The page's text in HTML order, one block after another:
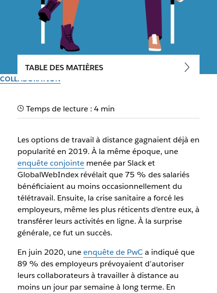
COLLABORATION
Réunions hybrides : 6 façons
collaboratif
En suivant nos conseils et en utilisant une plateforme de
collaboration comme Slack, vous pouvez améliorer vos
discussions et vos gains de productivité
Par l’équipe Slack
30 septembre 2025
TABLE DES MATIÈRES
Temps de lecture : 4 min
Les options de travail à distance gagnaient déjà en
popularité en 2019. À la même époque, une
enquête conjointemenée par Slack et
GlobalWebIndex révélait que 75 % des salariés
bénéficiaient au moins occasionnellement du
télétravail. Ensuite, la crise sanitaire a forcé les
employeurs, même les plus réticents d’entre eux, à
transférer leurs activités en ligne. À la surprise
générale, ce fut un succès.
En juin 2020, uneenquête de PwCa indiqué que
89 % des employeurs prévoyaient d’autoriser
leurs collaborateurs à travailler à distance au
moins un jour par semaine à long terme. En